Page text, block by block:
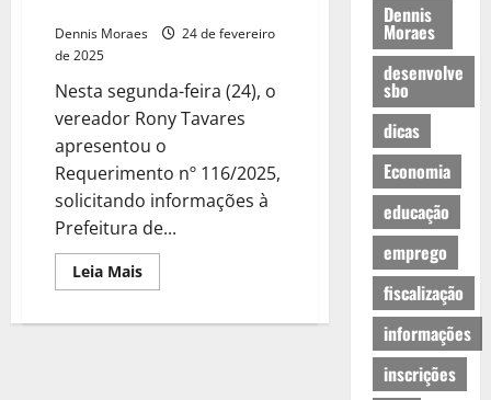
Dennis Moraes
24 de fevereiro
de 2025
Nesta segunda-feira (24), o
vereador Rony Tavares
apresentou o
Requerimento nº 116/2025,
solicitando informações à
Prefeitura de...
Leia Mais
Dennis
Moraes
desenvolve
sbo
dicas
Economia
educação
emprego
fiscalização
informações
inscrições